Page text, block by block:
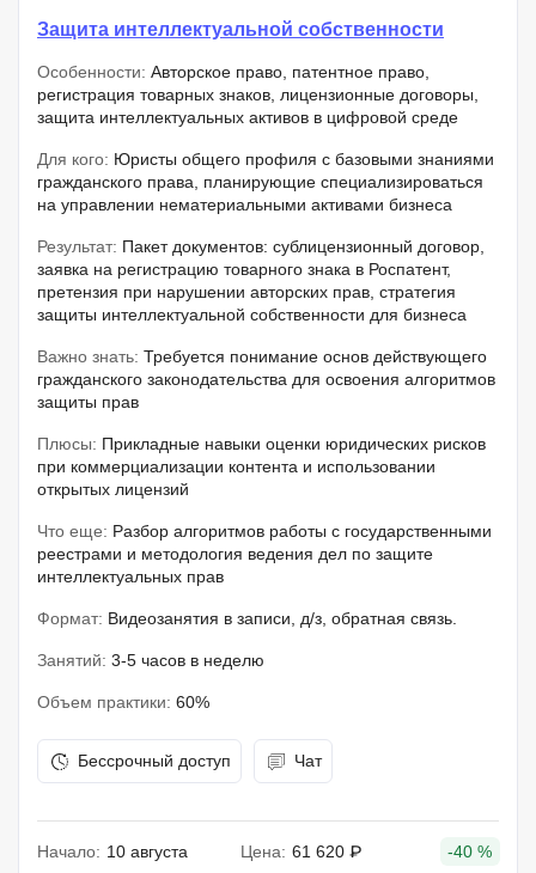
Защита интеллектуальной собственности
Особенности: Авторское право, патентное право,
регистрация товарных знаков, лицензионные договоры,
защита интеллектуальных активов в цифровой среде
Для кого: Юристы общего профиля с базовыми знаниями
гражданского права, планирующие специализироваться
на управлении нематериальными активами бизнеса
Результат: Пакет документов: сублицензионный договор,
заявка на регистрацию товарного знака в Роспатент,
претензия при нарушении авторских прав, стратегия
защиты интеллектуальной собственности для бизнеса
Важно знать: Требуется понимание основ действующего
гражданского законодательства для освоения алгоритмов
защиты прав
Плюсы: Прикладные навыки оценки юридических рисков
при коммерциализации контента и использовании
открытых лицензий
Что еще: Разбор алгоритмов работы с государственными
реестрами и методология ведения дел по защите
интеллектуальных прав
Формат: Видеозанятия в записи, д/з, обратная связь.
Занятий: 3-5 часов в неделю
Объем практики: 60%
Бессрочный доступ Чат
Начало: 10 августа Цена: 61 620 ₽ -40 %